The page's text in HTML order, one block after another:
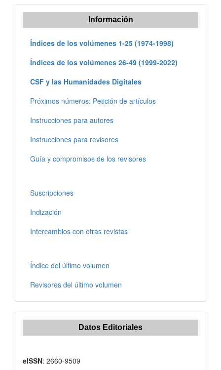
Información
Índices de los volúmenes 1-25 (1974-1998)
Índices de los volúmenes 26-49 (1999-2022)
CSF y las Humanidades Digitales
Próximos números: Petición de artículos
Instrucciones para autores
Instrucciones para revisores
Guía y compromisos de los revisores
Suscripciones
Indización
Intercambios con otras revistas
Índice del último volumen
Revisores del último volumen
Datos Editoriales
eISSN: 2660-9509